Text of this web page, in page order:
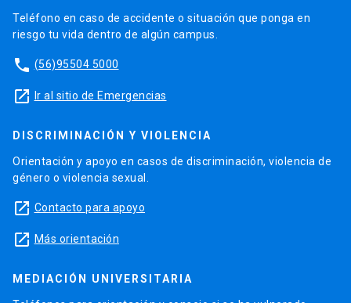
Teléfono en caso de accidente o situación que ponga en
riesgo tu vida dentro de algún campus.
phone (56)95504 5000
launch Ir al sitio de Emergencias
DISCRIMINACIÓN Y VIOLENCIA
Orientación y apoyo en casos de discriminación, violencia de
género o violencia sexual.
launch Contacto para apoyo
launch Más orientación
MEDIACIÓN UNIVERSITARIA